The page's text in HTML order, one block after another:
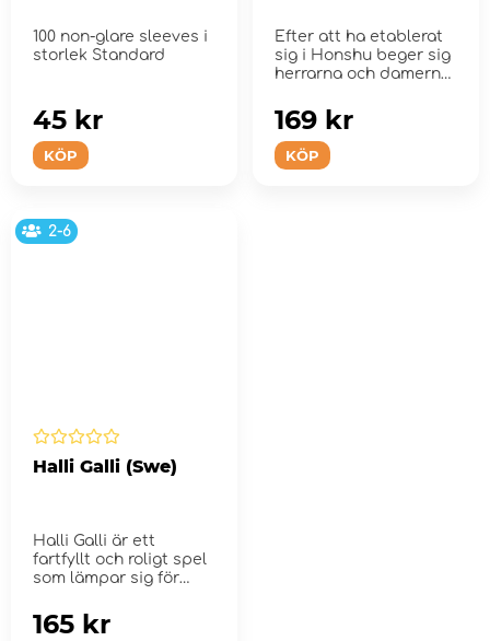
100 non-glare sleeves i
storlek Standard
KÖP
45 kr
Efter att ha etablerat
sig i Honshu beger sig
herrarna och damerna
KÖP
169 kr
2-6
Halli Galli (Swe)
Halli Galli är ett
fartfyllt och roligt spel
som lämpar sig för
165 kr